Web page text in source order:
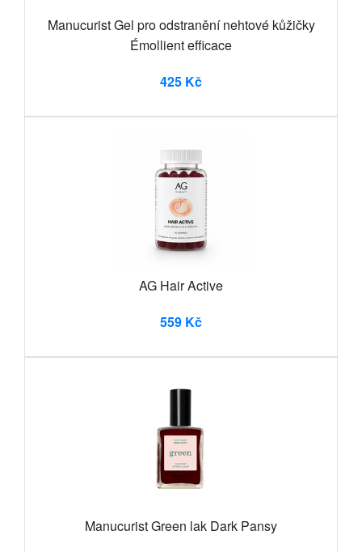
Manucurist Gel pro odstranění nehtové kůžičky
Émollient efficace
425 Kč
AG Hair Active
559 Kč
Manucurist Green lak Dark Pansy